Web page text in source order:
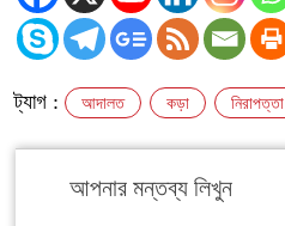
ট্যাগ : আদালত কড়া নিরাপত্তা
আপনার মন্তব্য লিখুন